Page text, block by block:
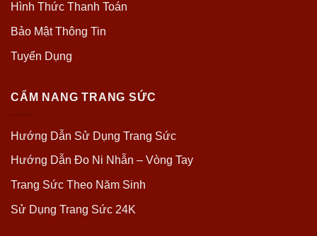
Hình Thức Thanh Toán
Bảo Mật Thông Tin
Tuyển Dụng
CẨM NANG TRANG SỨC
Hướng Dẫn Sử Dụng Trang Sức
Hướng Dẫn Đo Ni Nhẫn – Vòng Tay
Trang Sức Theo Năm Sinh
Sử Dụng Trang Sức 24K